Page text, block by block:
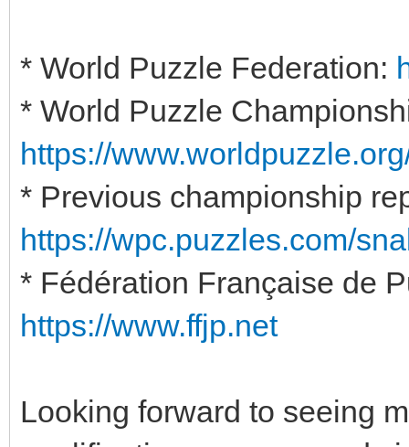
* World Puzzle Federation:
* World Puzzle
https://
* Previous championship
https://wpc.puzzles.com/
* Fédération Française de
https://www.ffjp.net
Looking forward to seeing